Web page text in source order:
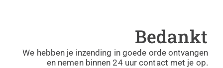
Bedankt
We hebben je inzending in goede orde ontvangen
en nemen binnen 24 uur contact met je op.